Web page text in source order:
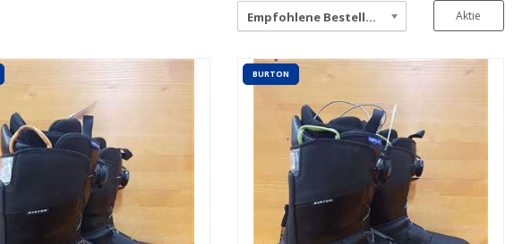
Empfohlene Bestellung Aktie
BURTON